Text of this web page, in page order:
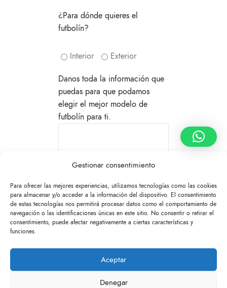
Gestionar consentimiento
Para ofrecer las mejores experiencias, utilizamos tecnologías como las cookies
para almacenar y/o acceder a la información del dispositivo. El consentimiento
de estas tecnologías nos permitirá procesar datos como el comportamiento de
navegación o las identificaciones únicas en este sitio. No consentir o retirar el
consentimiento, puede afectar negativamente a ciertas características y
funciones.
Aceptar
Denegar
¿Para dónde quieres el
futbolín?
Interior Exterior
Danos toda la información que
puedas para que podamos
elegir el mejor modelo de
futbolín para ti.
Privacidad y consiento el
tratamiento de mis datos
personales.